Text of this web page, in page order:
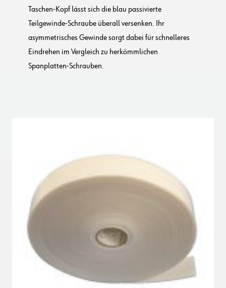
Taschen-Kopf lässt sich die blau passivierte
Teilgewinde-Schraube überall versenken. Ihr
asymmetrisches Gewinde sorgt dabei für schnelleres
Eindrehen im Vergleich zu herkömmlichen
Spanplatten-Schrauben.